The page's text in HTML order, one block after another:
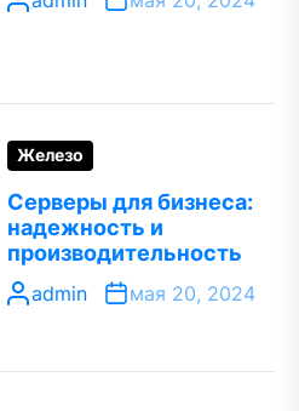
Железо
Серверы для бизнеса:
надежность и
производительность
admin мая 20, 2024